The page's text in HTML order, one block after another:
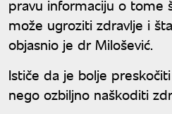
pravu informaciju o tome
može ugroziti zdravlje i
objasnio je dr Milošević.
Ističe da je bolje
nego ozbiljno naškoditi